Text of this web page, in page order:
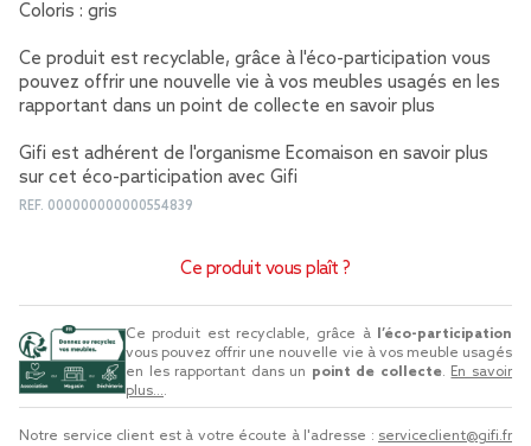
Coloris : gris
Ce produit est recyclable, grâce à l'éco-participation vous
pouvez offrir une nouvelle vie à vos meubles usagés en les
rapportant dans un point de collecte en savoir plus
Gifi est adhérent de l'organisme Ecomaison en savoir plus
sur cet éco-participation avec Gifi
REF. 000000000000554839
Ce produit vous plaît ?
Ce produit est recyclable, grâce à
l’éco-participation
vous pouvez offrir une nouvelle vie à vos meuble usagés
en les rapportant dans un point de collecte. En savoir
plus....
Notre service client est à votre écoute à l'adresse : serviceclient@gifi.fr